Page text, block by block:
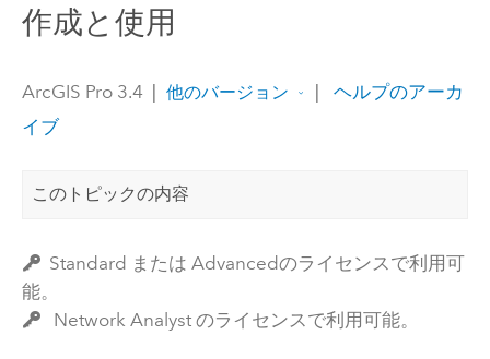
作成と使用
ArcGIS Pro 3.4 | 他のバージョン |
ヘルプのアーカ
イブ
このトピックの内容
Standard または Advancedのライセンスで利用可
能。
Network Analyst のライセンスで利用可能。